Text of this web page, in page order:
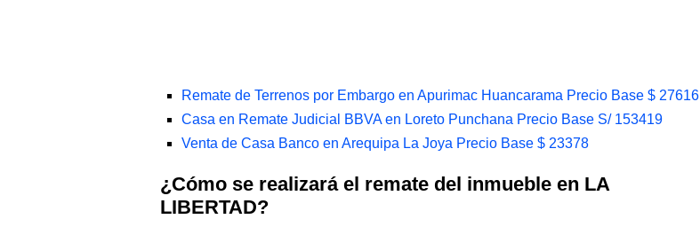
Remate de Terrenos por Embargo en Apurimac Huancarama Precio Base $ 27616
Casa en Remate Judicial BBVA en Loreto Punchana Precio Base S/ 153419
Venta de Casa Banco en Arequipa La Joya Precio Base $ 23378
¿Cómo se realizará el remate del inmueble en LA
LIBERTAD?